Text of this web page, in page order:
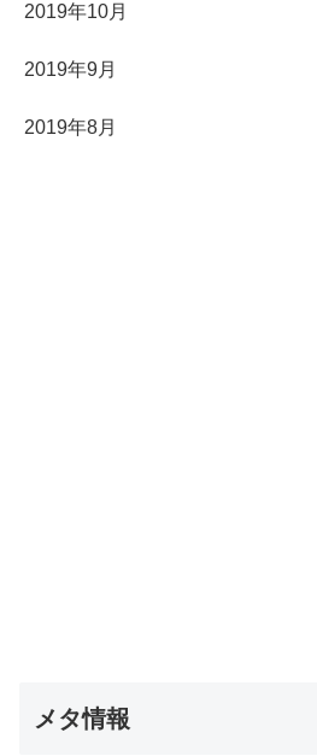
2019年10月
2019年9月
2019年8月
メタ情報